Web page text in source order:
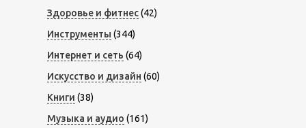
Здоровье и фитнес(42)
Инструменты (344)
Интернет и сеть (64)
Искусство и дизайн (60)
Книги (38)
Музыка и аудио (161)